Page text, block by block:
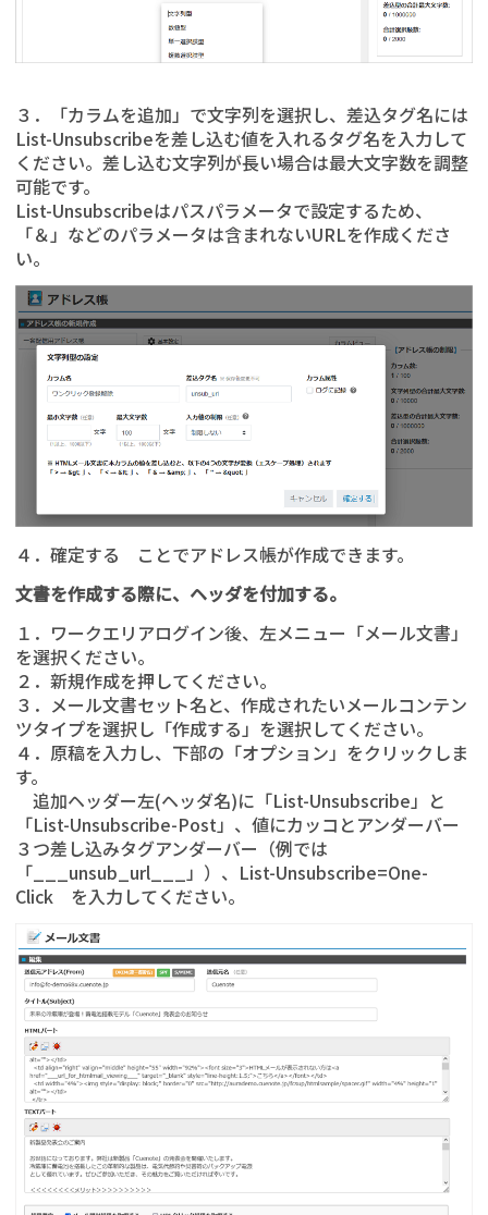
３．「カラムを追加」で文字列を選択し、差込タグ名には
List-Unsubscribeを差し込む値を入れるタグ名を入力して
ください。差し込む文字列が長い場合は最大文字数を調整
可能です。
List-Unsubscribeはパスパラメータで設定するため、
「＆」などのパラメータは含まれないURLを作成くださ
い。
４．確定する ことでアドレス帳が作成できます。
文書を作成する際に、ヘッダを付加する。
１．ワークエリアログイン後、左メニュー「メール文書」
を選択ください。
２．新規作成を押してください。
３．メール文書セット名と、作成されたいメールコンテン
ツタイプを選択し「作成する」を選択してください。
４．原稿を入力し、下部の「オプション」をクリックしま
す。
追加ヘッダー左(ヘッダ名)に「List-Unsubscribe」と
「List-Unsubscribe-Post」、値にカッコとアンダーバー
３つ差し込みタグアンダーバー（例では
「___unsub_url___」）、List-Unsubscribe=One-
Click を入力してください。